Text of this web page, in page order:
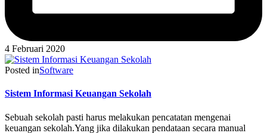
4 Februari 2020
Posted inSoftware
Sistem Informasi Keuangan Sekolah
Sebuah sekolah pasti harus melakukan pencatatan mengenai
keuangan sekolah.Yang jika dilakukan pendataan secara manual